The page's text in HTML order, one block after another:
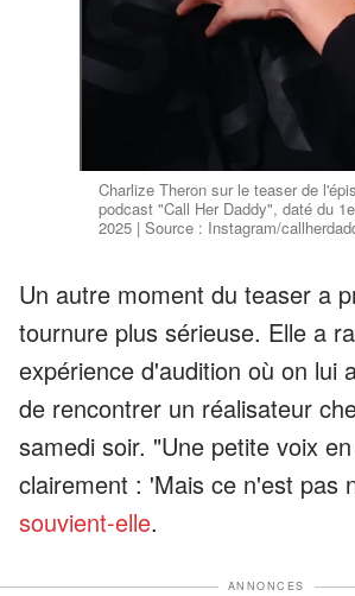
Charlize Theron sur le teaser de
podcast "Call Her Daddy", daté du
2025 | Source : Instagram/
Un autre moment du teaser a
tournure plus sérieuse. Elle a
expérience d'audition où on lui
de rencontrer un réalisateur
samedi soir. "Une petite voix
clairement : 'Mais ce n'est pas
souvient-elle.
ANNONCES